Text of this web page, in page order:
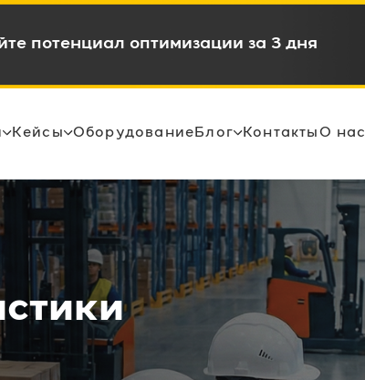
OPEX на 15-35%
Кейсы Оборудование Блог Контакты О нас